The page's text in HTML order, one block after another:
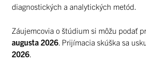
diagnostických a analytických metód.
Záujemcovia o štúdium si môžu podať
augusta 2026 . Prijímacia skúška sa
2026